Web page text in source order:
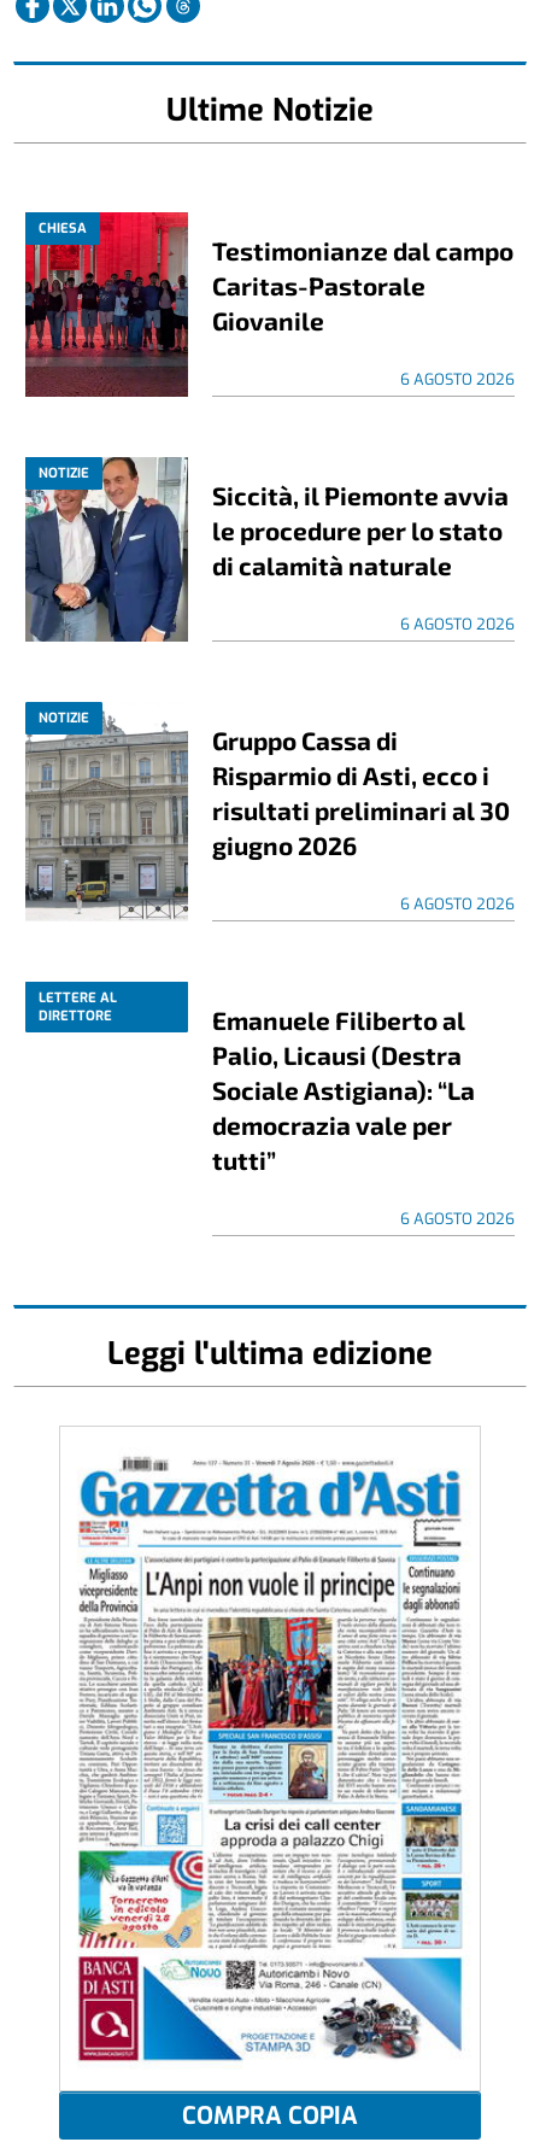
Ultime Notizie
CHIESA
Testimonianze dal campo
Caritas-Pastorale
Giovanile
6 AGOSTO 2026
NOTIZIE
Siccità, il Piemonte avvia
le procedure per lo stato
di calamità naturale
6 AGOSTO 2026
NOTIZIE
Gruppo Cassa di
Risparmio di Asti, ecco i
risultati preliminari al 30
giugno 2026
6 AGOSTO 2026
LETTERE AL
DIRETTORE
Emanuele Filiberto al
Palio, Licausi (Destra
Sociale Astigiana): “La
democrazia vale per
tutti”
6 AGOSTO 2026
Leggi l'ultima edizione
COMPRA COPIA